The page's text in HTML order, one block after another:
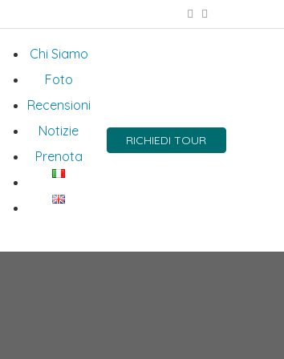
Chi Siamo
Foto
Recensioni
Notizie
Prenota
RICHIEDI TOUR